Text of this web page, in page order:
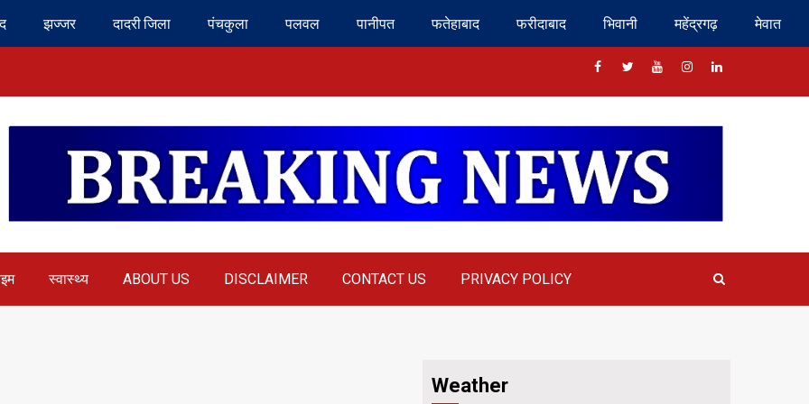
झज्जर दादरी जिला पंचकुला पलवल पानीपत फतेहाबाद फरीदाबाद भिवानी महेंद्रगढ़ मेवात
Facebook
TwitterYoutubeInstragram
Linkedin
स्वास्थ्य ABOUT US DISCLAIMER CONTACT US PRIVACY POLICY
Weather